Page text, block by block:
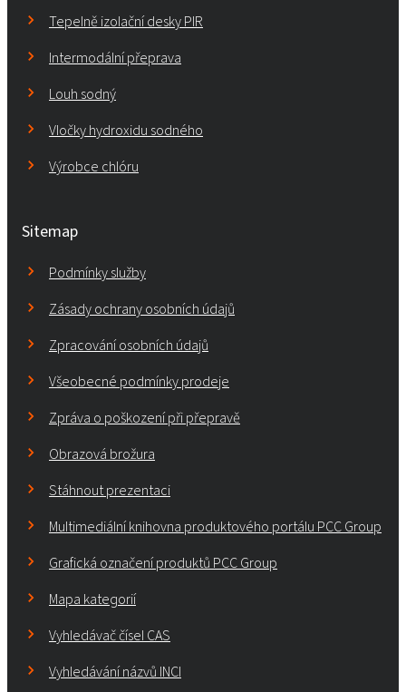
Tepelně izolační desky PIR
Intermodální přeprava
Louh sodný
Vločky hydroxidu sodného
Výrobce chlóru
Sitemap
Podmínky služby
Zásady ochrany osobních údajů
Zpracování osobních údajů
Všeobecné podmínky prodeje
Zpráva o poškození při přepravě
Obrazová brožura
Stáhnout prezentaci
Multimediální knihovna produktového portálu PCC Group
Grafická označení produktů PCC Group
Mapa kategorií
Vyhledávač čísel CAS
Vyhledávání názvů INCI